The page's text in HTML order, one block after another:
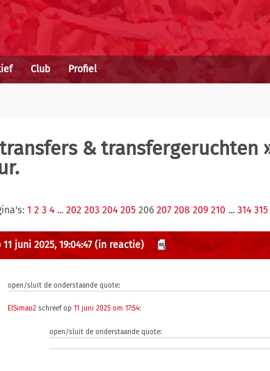
Club Profiel
& transfergeruchten
1 2 3 4 ... 202 203 204 205 206 207 208 209 210 ... 314 315
juni 2025, 19:04:47 (in reactie)
open/sluit de onderstaande quote:
ElSimao2 schreef op11 juni 2025 om 17:54:
open/sluit de onderstaande quote: